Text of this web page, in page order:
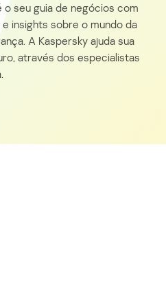
seu guia de negócios com
insights sobre o mundo da
A Kaspersky ajuda sua
através dos especialistas